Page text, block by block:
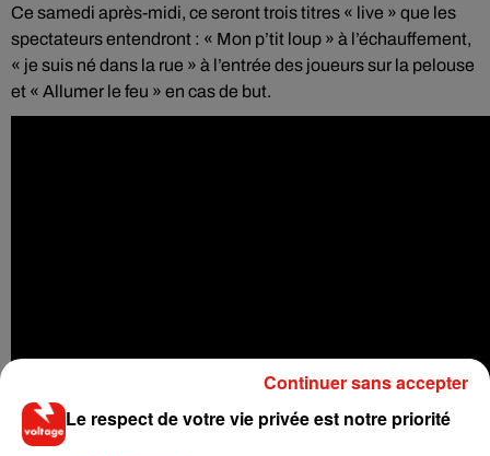
Ce samedi après-midi, ce seront trois titres « live » que les
spectateurs entendront : « Mon p’tit loup » à l’échauffement,
« je suis né dans la rue » à l’entrée des joueurs sur la pelouse
et « Allumer le feu » en cas de but.
Le respect de votre vie privée est notre priorité
Continuer sans accepter